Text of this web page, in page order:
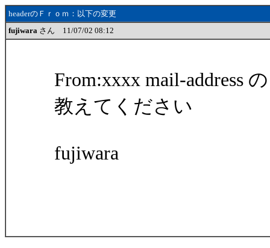
headerのＦｒｏｍ：以下の変更
fujiwara さん 11/07/02 08:12
From:xxxx mail-address
教えてください
fujiwara